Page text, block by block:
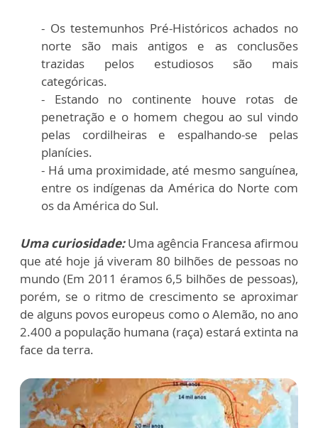
- Os testemunhos Pré-Históricos achados no
norte são mais antigos e as conclusões
trazidas pelos estudiosos são mais
categóricas.
- Estando no continente houve rotas de
penetração e o homem chegou ao sul vindo
pelas cordilheiras e espalhando-se pelas
planícies.
- Há uma proximidade, até mesmo sanguínea,
entre os indígenas da América do Norte com
os da América do Sul.
Uma curiosidade:Uma agência Francesa afirmou
que até hoje já viveram 80 bilhões de pessoas no
mundo (Em 2011 éramos 6,5 bilhões de pessoas),
porém, se o ritmo de crescimento se aproximar
de alguns povos europeus como o Alemão, no ano
2.400 a população humana (raça) estará extinta na
face da terra.